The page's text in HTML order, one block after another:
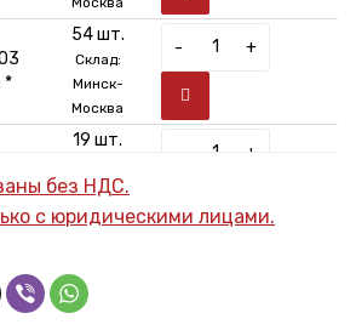
*
54 шт.
Склад:
Минск-
Москва
- +
*
19 шт.
Минск-
Москва
+
руб.
Минск-
Москва
без НДС.
с юридическими лицами.